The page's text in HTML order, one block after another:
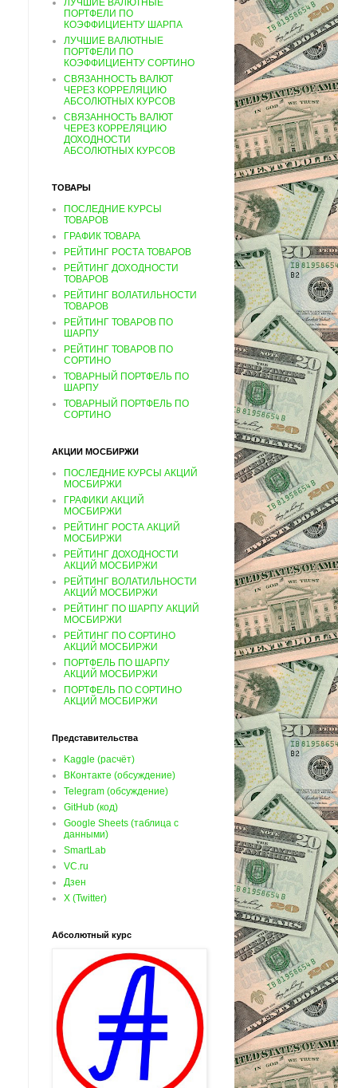
ЛУЧШИЕ ВАЛЮТНЫЕ
ПОРТФЕЛИ ПО
КОЭФФИЦИЕНТУ ШАРПА
ЛУЧШИЕ ВАЛЮТНЫЕ
ПОРТФЕЛИ ПО
КОЭФФИЦИЕНТУ СОРТИНО
СВЯЗАННОСТЬ ВАЛЮТ
ЧЕРЕЗ КОРРЕЛЯЦИЮ
АБСОЛЮТНЫХ КУРСОВ
СВЯЗАННОСТЬ ВАЛЮТ
ЧЕРЕЗ КОРРЕЛЯЦИЮ
ДОХОДНОСТИ
АБСОЛЮТНЫХ КУРСОВ
ТОВАРЫ
ПОСЛЕДНИЕ КУРСЫ
ТОВАРОВ
ГРАФИК ТОВАРА
РЕЙТИНГ РОСТА ТОВАРОВ
РЕЙТИНГ ДОХОДНОСТИ
ТОВАРОВ
РЕЙТИНГ ВОЛАТИЛЬНОСТИ
ТОВАРОВ
РЕЙТИНГ ТОВАРОВ ПО
ШАРПУ
РЕЙТИНГ ТОВАРОВ ПО
СОРТИНО
ТОВАРНЫЙ ПОРТФЕЛЬ ПО
ШАРПУ
ТОВАРНЫЙ ПОРТФЕЛЬ ПО
СОРТИНО
АКЦИИ МОСБИРЖИ
ПОСЛЕДНИЕ КУРСЫ АКЦИЙ
МОСБИРЖИ
ГРАФИКИ АКЦИЙ
МОСБИРЖИ
РЕЙТИНГ РОСТА АКЦИЙ
МОСБИРЖИ
РЕЙТИНГ ДОХОДНОСТИ
АКЦИЙ МОСБИРЖИ
РЕЙТИНГ ВОЛАТИЛЬНОСТИ
АКЦИЙ МОСБИРЖИ
РЕЙТИНГ ПО ШАРПУ АКЦИЙ
МОСБИРЖИ
РЕЙТИНГ ПО СОРТИНО
АКЦИЙ МОСБИРЖИ
ПОРТФЕЛЬ ПО ШАРПУ
АКЦИЙ МОСБИРЖИ
ПОРТФЕЛЬ ПО СОРТИНО
АКЦИЙ МОСБИРЖИ
Представительства
Kaggle (расчёт)
ВКонтакте (обсуждение)
Telegram (обсуждение)
GitHub (код)
Google Sheets (таблица с
данными)
SmartLab
VC.ru
Дзен
X (Twitter)
Абсолютный курс